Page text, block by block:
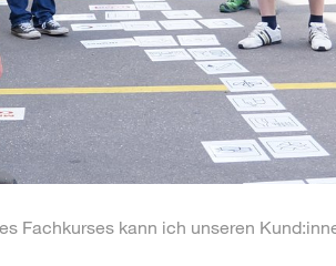
Fachkurses kann ich unseren